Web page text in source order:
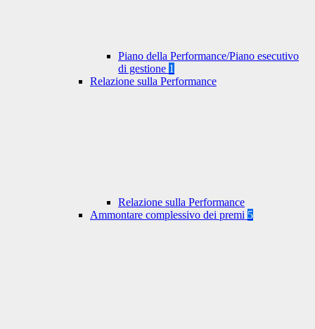
Piano della Performance/Piano esecutivo
di gestione 1
Relazione sulla Performance
Relazione sulla Performance
Ammontare complessivo dei premi 5